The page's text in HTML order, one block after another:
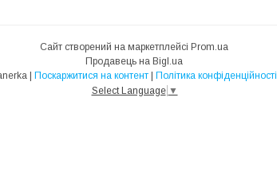
Сайт створений на маркетплейсі Prom.ua
Продавець на Bigl.ua
Fanerka | Поскаржитися на контент | Політика конфіденційності
Select Language ▼